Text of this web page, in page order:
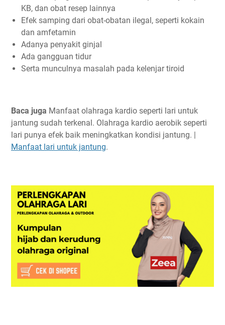
KB, dan obat resep lainnya
Efek samping dari obat-obatan ilegal, seperti kokain
dan amfetamin
Adanya penyakit ginjal
Ada gangguan tidur
Serta munculnya masalah pada kelenjar tiroid
Baca juga Manfaat olahraga kardio seperti lari untuk
jantung sudah terkenal. Olahraga kardio aerobik seperti
lari punya efek baik meningkatkan kondisi jantung. |
Manfaat lari untuk jantung.